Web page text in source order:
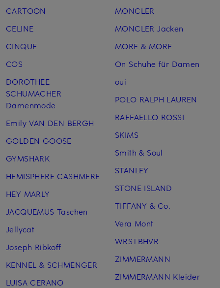
CARTOON
CELINE
CINQUE
COS
DOROTHEE
SCHUMACHER
Damenmode
Emily VAN DEN BERGH
GOLDEN GOOSE
GYMSHARK
HEMISPHERE CASHMERE
HEY MARLY
JACQUEMUS Taschen
Jellycat
Joseph Ribkoff
KENNEL & SCHMENGER
LUISA CERANO
MONCLER
MONCLER Jacken
MORE & MORE
On Schuhe für Damen
oui
POLO RALPH LAUREN
RAFFAELLO ROSSI
SKIMS
Smith & Soul
STANLEY
STONE ISLAND
TIFFANY & Co.
Vera Mont
WRSTBHVR
ZIMMERMANN
ZIMMERMANN Kleider